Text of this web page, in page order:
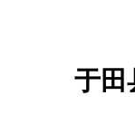
于田